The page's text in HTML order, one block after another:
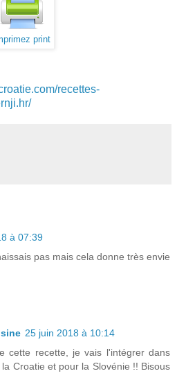
print
recettes-
à 07:39
pas mais cela donne très envie
25 juin 2018 à 10:14
cette recette, je vais l'intégrer dans
Croatie et pour la Slovénie !! Bisous